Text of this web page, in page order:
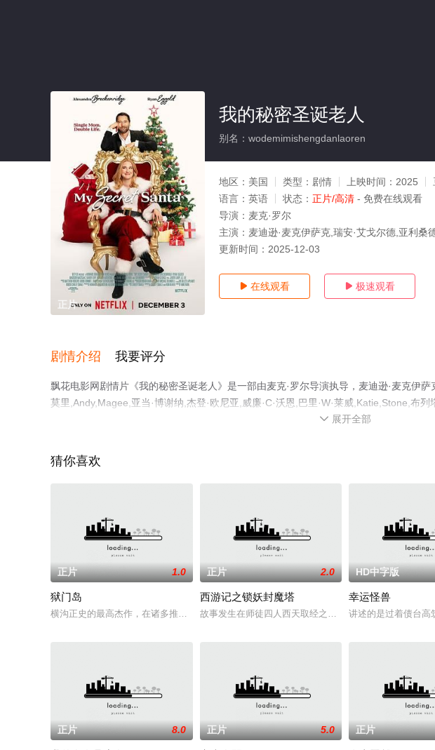
正片
我的秘密圣诞老人
别名：wodemimishengdanlaoren
地区： 美国 类型： 剧情 上映时间： 2025
语言： 英语 状态： 正片/高清 - 免费在线观看
导演： 麦克·罗尔
主演： 麦迪逊·麦克伊萨克,瑞安·艾戈尔德,亚利桑
更新时间： 2025-12-03
 在线观看  极速观看
剧情介绍 我要评分
飘花电影网剧情片《我的秘密圣诞老人》是一部由麦克·罗尔导演执导，麦迪逊·麦克伊萨
莫里,Andy,Magee,亚当·博谢纳,杰登·欧尼亚,威廉·C·沃恩,巴里·W·莱威,Katie,Stone,布
斯,Piper,Dacosta等演员精彩演绎的美国电影，手机免费观看高清无删减完整版电影大全
 展开全部
猜你喜欢
正片 1.0
狱门岛
横沟正史的最高杰作，在诸多推理小说排行榜中占据第一宝座的《狱门岛》再次被搬上屏幕！
正片 2.0
西游记之锁妖封魔塔
故事发生在师徒四人西天取经之后，此时的孙悟空（于尚
HD中字版
幸运怪兽
讲述的是过着债台高
正片 8.0 正片 5.0 正片